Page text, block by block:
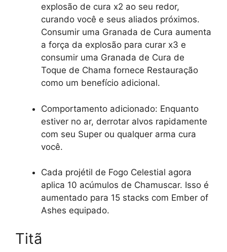
explosão de cura x2 ao seu redor,
curando você e seus aliados próximos.
Consumir uma Granada de Cura aumenta
a força da explosão para curar x3 e
consumir uma Granada de Cura de
Toque de Chama fornece Restauração
como um benefício adicional.
Comportamento adicionado: Enquanto
estiver no ar, derrotar alvos rapidamente
com seu Super ou qualquer arma cura
você.
Cada projétil de Fogo Celestial agora
aplica 10 acúmulos de Chamuscar. Isso é
aumentado para 15 stacks com Ember of
Ashes equipado.
Titã